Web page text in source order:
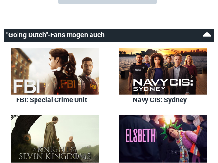
"Going Dutch"-Fans mögen auch
FBI: Special Crime Unit Navy CIS: Sydney